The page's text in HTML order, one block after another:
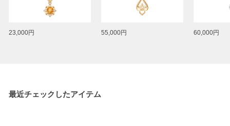
23,000円 55,000円 60,000円
最近チェックしたアイテム